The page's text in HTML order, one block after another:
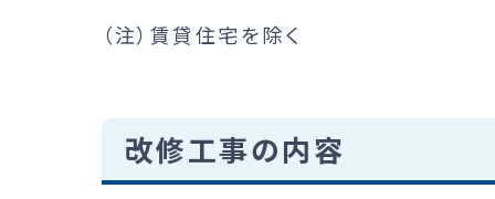
（注）賃貸住宅を除く
改修工事の内容